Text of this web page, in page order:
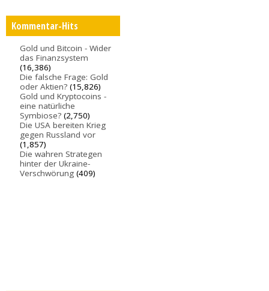
Kommentar-Hits
Gold und Bitcoin - Wider
das Finanzsystem
(16,386)
Die falsche Frage: Gold
oder Aktien? (15,826)
Gold und Kryptocoins -
eine natürliche
Symbiose? (2,750)
Die USA bereiten Krieg
gegen Russland vor
(1,857)
Die wahren Strategen
hinter der Ukraine-
Verschwörung (409)